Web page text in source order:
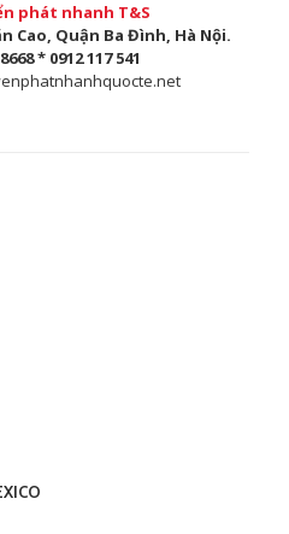
phát nhanh T&S
Cao, Quận Ba Đình, Hà Nội.
* 0912 117 541